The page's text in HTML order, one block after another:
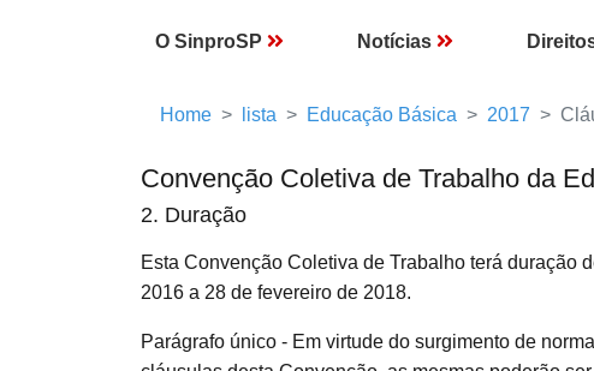
O SinproSP Notícias
Home lista Educação Básica 2017
Convenção Coletiva de Trabalho da
2. Duração
Esta Convenção Coletiva de Trabalho terá duração
2016 a 28 de fevereiro de 2018.
Parágrafo único - Em virtude do surgimento de